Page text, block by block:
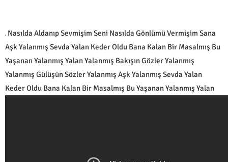
Nasılda Aldanıp Sevmişim Seni Nasılda Gönlümü Vermişim Sana
Aşk Yalanmış Sevda Yalan Keder Oldu Bana Kalan Bir Masalmış Bu
Yaşanan Yalanmış Yalan Yalanmış Bakışın Gözler Yalanmış
Yalanmış Gülüşün Sözler Yalanmış Aşk Yalanmış Sevda Yalan
Keder Oldu Bana Kalan Bir Masalmış Bu Yaşanan Yalanmış Yalan